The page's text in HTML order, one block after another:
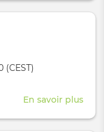
(CEST)
En savoir plus